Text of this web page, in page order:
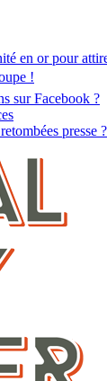
en or pour
!
sur Facebook ?
presse ?